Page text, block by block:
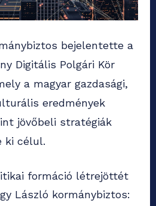
bejelentette a
Digitális Polgári Kör
a magyar gazdasági,
eredmények
jövőbeli stratégiák
ki célul.
formáció létrejöttét
László kormánybiztos: